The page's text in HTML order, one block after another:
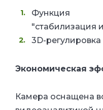
Функция
"стабилизация
3D-
Экономическая
Камера оснащена